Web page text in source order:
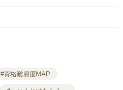
#資格難易度MAP